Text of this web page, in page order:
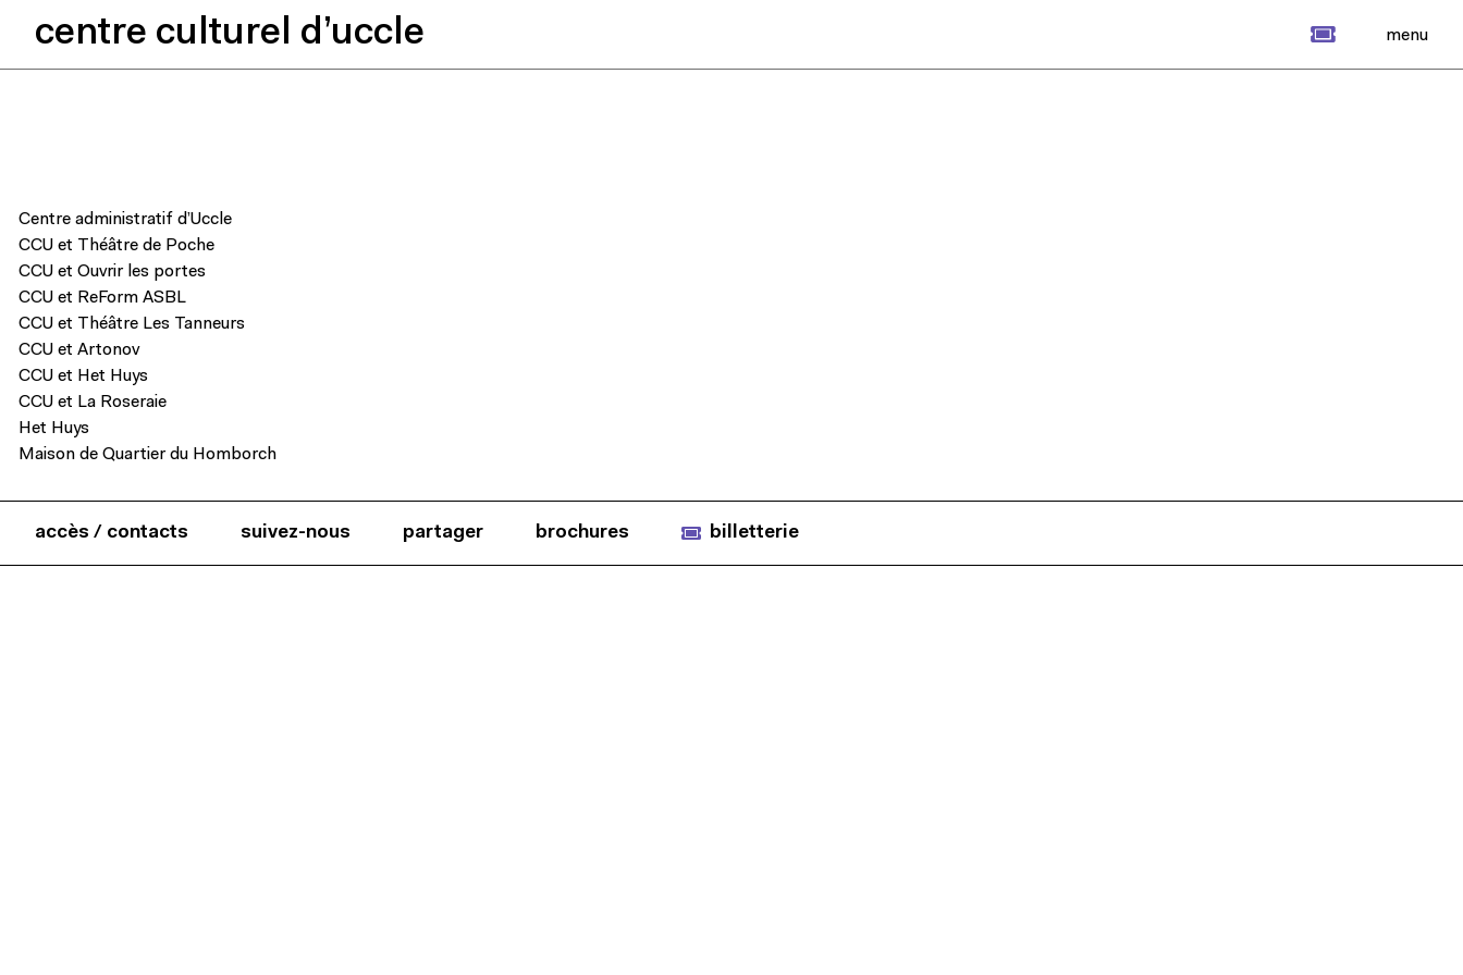
centre culturel d’uccle menu
Centre administratif d’Uccle
CCU et Théâtre de Poche
CCU et Ouvrir les portes
CCU et ReForm ASBL
CCU et Théâtre Les Tanneurs
CCU et Artonov
CCU et Het Huys
CCU et La Roseraie
Het Huys
Maison de Quartier du Homborch
accès / contacts suivez-nous partager brochures billetterie